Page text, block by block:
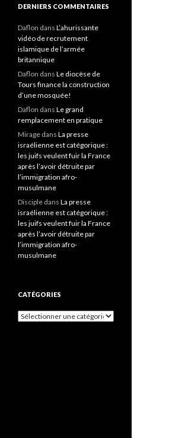
DERNIERS COMMENTAIRES
Daflon dans L’ahurissante
vidéo de recrutement
islamique de l’armée
britannique
Daflon dans Le diocèse de
Tours finance la construction
d’une mosquée!
Daflon dans Le grand
remplacement en pratique
Mirage dans La presse
israélienne est catégorique :
les juifs veulent fuir la France
après l’avoir détruite par
l’immigration afro-
musulmane
Disciple dans La presse
israélienne est catégorique :
les juifs veulent fuir la France
après l’avoir détruite par
l’immigration afro-
musulmane
CATÉGORIES
Catégories